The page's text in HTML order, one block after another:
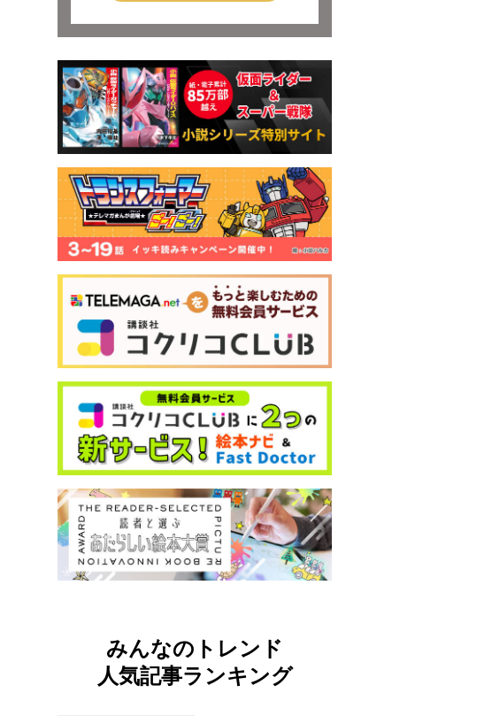
みんなのトレンド
人気記事ランキング